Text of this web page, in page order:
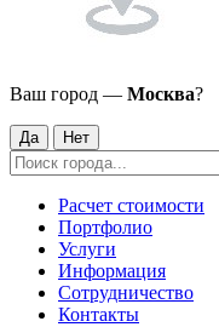
Ваш город — Москва?
Да Нет
Расчет стоимости
Портфолио
Услуги
Информация
Сотрудничество
Контакты